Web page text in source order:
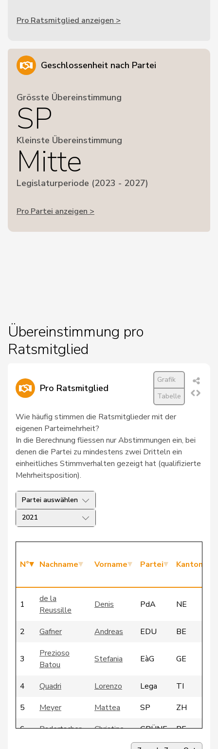
Pro Ratsmitglied anzeigen >
Geschlossenheit nach Partei
Grösste Übereinstimmung
SP
Kleinste Übereinstimmung
Mitte
Legislaturperiode (2023 - 2027)
Pro Partei anzeigen >
Übereinstimmung pro
Ratsmitglied
Pro Ratsmitglied
Grafik
Tabelle
Wie häufig stimmen die Ratsmitglieder mit der
eigenen Parteimehrheit?
In die Berechnung fliessen nur Abstimmungen ein, bei
denen die Partei zu mindestens zwei Dritteln ein
einheitliches Stimmverhalten gezeigt hat (qualifizierte
Mehrheitsposition).
Partei auswählen
2021
N° Nachname Vorname Partei Kanton
1
de la
Reussille
Denis PdA NE
2 Gafner Andreas EDU BE
3
Prezioso
Batou
Stefania EàG GE
4 Quadri Lorenzo Lega
TI
5
Meyer Mattea SP
ZH
6
Badertscher Christine GRÜNE
BE